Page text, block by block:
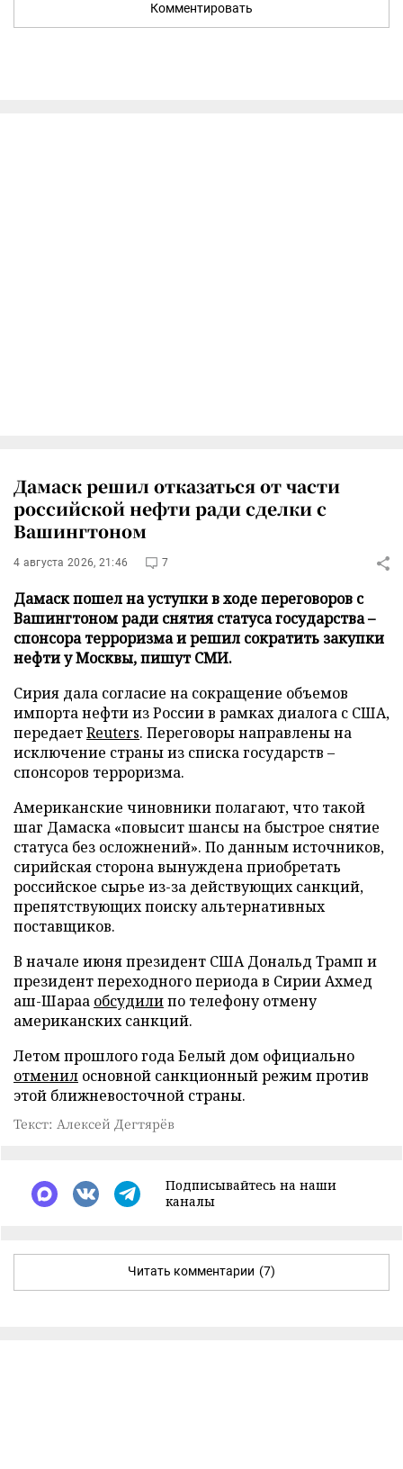
Комментировать
Дамаск решил отказаться от части
российской нефти ради сделки с
Вашингтоном
4 августа 2026, 21:46 7
Дамаск пошел на уступки в ходе переговоров с
Вашингтоном ради снятия статуса государства –
спонсора терроризма и решил сократить закупки
нефти у Москвы, пишут СМИ.
Сирия дала согласие на сокращение объемов
импорта нефти из России в рамках диалога с США,
передаетReuters. Переговоры направлены на
исключение страны из списка государств –
спонсоров терроризма.
Американские чиновники полагают, что такой
шаг Дамаска «повысит шансы на быстрое снятие
статуса без осложнений». По данным источников,
сирийская сторона вынуждена приобретать
российское сырье из-за действующих санкций,
препятствующих поиску альтернативных
поставщиков.
В начале июня президент США Дональд Трамп и
президент переходного периода в Сирии Ахмед
аш-Шараа обсудилипо телефону отмену
американских санкций.
Летом прошлого года Белый дом официально
отменил основной санкционный режим против
этой ближневосточной страны.
Текст: Алексей Дегтярёв
Подписывайтесь на наши
каналы
Читать комментарии (7)